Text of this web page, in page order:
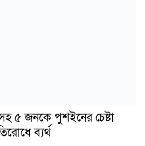
৫ জনকে পুশইনের চেষ্টা
ব্যর্থ